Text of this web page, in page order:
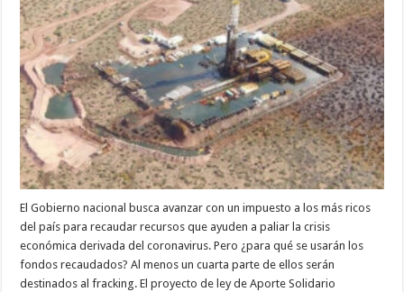
El Gobierno nacional busca avanzar con un impuesto a los más ricos
del país para recaudar recursos que ayuden a paliar la crisis
económica derivada del coronavirus. Pero ¿para qué se usarán los
fondos recaudados? Al menos un cuarta parte de ellos serán
destinados al fracking. El proyecto de ley de Aporte Solidario